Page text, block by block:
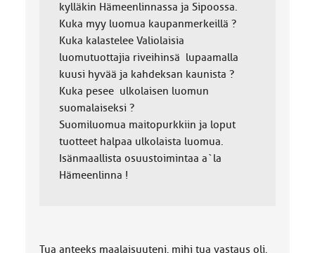
kylläkin Hämeenlinnassa ja Sipoossa.
Kuka myy luomua kaupanmerkeillä ?
Kuka kalastelee Valiolaisia
luomutuottajia riveihinsä lupaamalla
kuusi hyvää ja kahdeksan kaunista ?
Kuka pesee ulkolaisen luomun
suomalaiseksi ?
Suomiluomua maitopurkkiin ja loput
tuotteet halpaa ulkolaista luomua.
Isänmaallista osuustoimintaa a`la
Hämeenlinna !
Tua anteeks maalaisuuteni, mihi tua vastaus oli,